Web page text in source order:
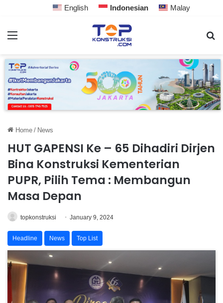
English Indonesian Malay
Home / News
HUT GAPENSI Ke – 65 Dihadiri Dirjen
Bina Konstruksi Kementerian
PUPR, Pilih Tema : Membangun
Masa Depan
topkonstruksi January 9, 2024
Headline News Top List